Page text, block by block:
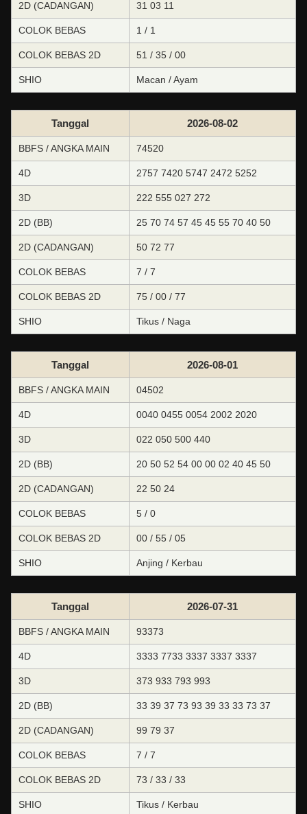
2D (CADANGAN) 31 03 11
COLOK BEBAS 1 / 1
COLOK BEBAS 2D 51 / 35 / 00
SHIO Macan / Ayam
Tanggal 2026-08-02
BBFS / ANGKA MAIN 74520
4D 2757 7420 5747 2472 5252
3D 222 555 027 272
2D (BB) 25 70 74 57 45 45 55 70 40 50
2D (CADANGAN) 50 72 77
COLOK BEBAS 7 / 7
COLOK BEBAS 2D 75 / 00 / 77
SHIO Tikus / Naga
Tanggal 2026-08-01
BBFS / ANGKA MAIN 04502
4D 0040 0455 0054 2002 2020
3D 022 050 500 440
2D (BB) 20 50 52 54 00 00 02 40 45 50
2D (CADANGAN) 22 50 24
COLOK BEBAS 5 / 0
COLOK BEBAS 2D 00 / 55 / 05
SHIO Anjing / Kerbau
Tanggal 2026-07-31
BBFS / ANGKA MAIN 93373
4D 3333 7733 3337 3337 3337
3D 373 933 793 993
2D (BB) 33 39 37 73 93 39 33 33 73 37
2D (CADANGAN) 99 79 37
COLOK BEBAS 7 / 7
COLOK BEBAS 2D 73 / 33 / 33
SHIO Tikus / Kerbau